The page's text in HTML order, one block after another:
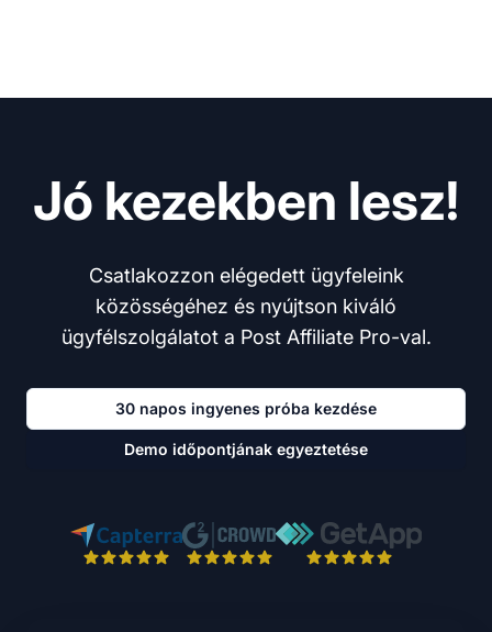
Jó kezekben lesz!
Csatlakozzon elégedett ügyfeleink
közösségéhez és nyújtson kiváló
ügyfélszolgálatot a Post Affiliate Pro-val.
30 napos ingyenes próba kezdése
Demo időpontjának egyeztetése